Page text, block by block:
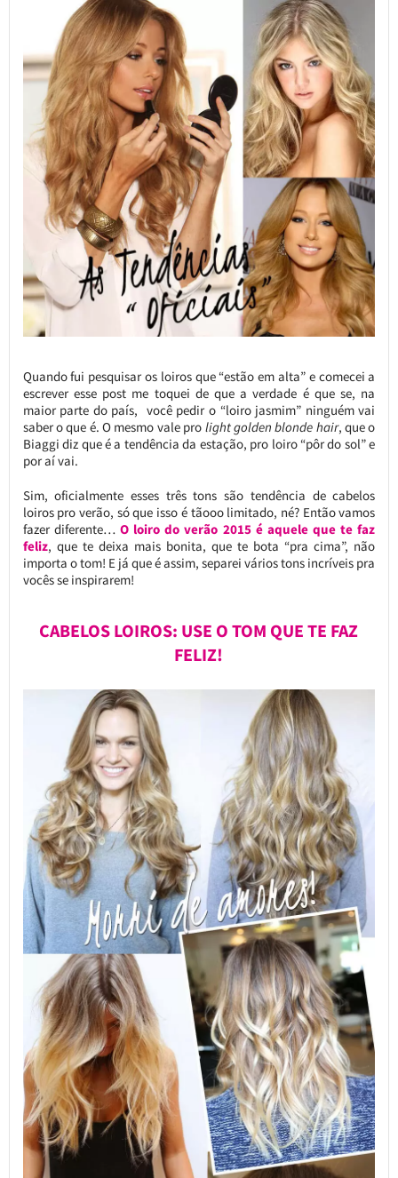
Quando fui pesquisar os loiros que “estão em alta” e comecei a
escrever esse post me toquei de que a verdade é que se, na
maior parte do país, você pedir o “loiro jasmim” ninguém vai
saber o que é. O mesmo vale pro light golden blonde hair, que o
Biaggi diz que é a tendência da estação, pro loiro “pôr do sol” e
por aí vai.
Sim, oficialmente esses três tons são tendência de cabelos
loiros pro verão, só que isso é tãooo limitado, né? Então vamos
fazer diferente… O loiro do verão 2015 é aquele que te faz
feliz, que te deixa mais bonita, que te bota “pra cima”, não
importa o tom! E já que é assim, separei vários tons incríveis pra
vocês se inspirarem!
CABELOS LOIROS: USE O TOM QUE TE FAZ
FELIZ!